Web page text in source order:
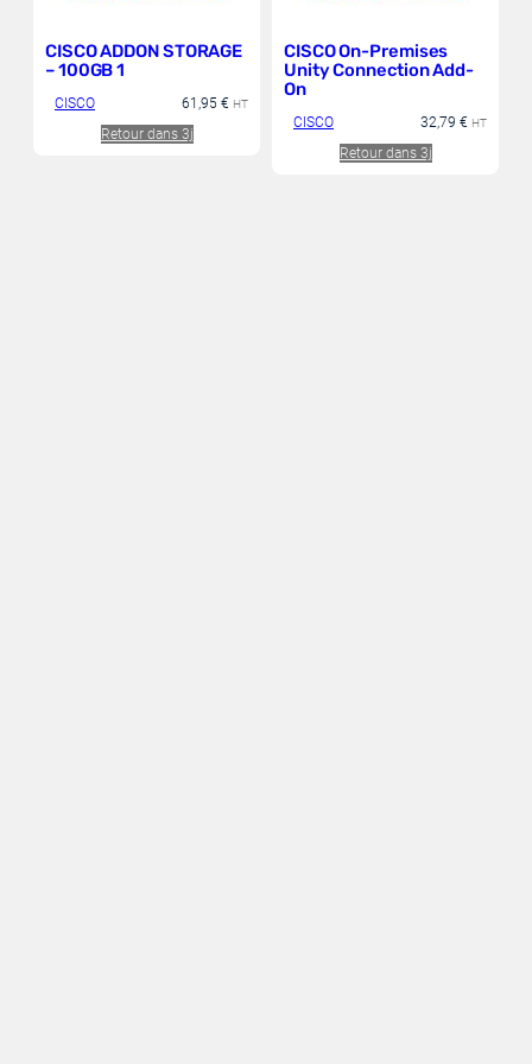
CISCO ADDON STORAGE
– 100GB 1
CISCO 61,95 € HT
Retour dans 3j
CISCO On-Premises
Unity Connection Add-
On
CISCO 32,79 € HT
Retour dans 3j